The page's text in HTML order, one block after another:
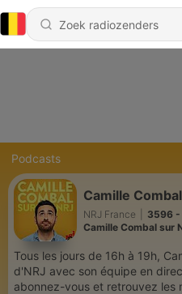
Podcasts
Camille
NRJ France
3596 -
Camille Combal sur
Tous les jours de 16h à 19h,
d'NRJ avec son équipe en
abonnez-vous et retrouvez les